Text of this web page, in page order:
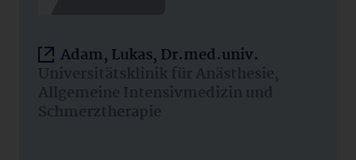
Adam, Lukas, Dr.med.univ.
Universitätsklinik für Anästhesie,
Allgemeine Intensivmedizin und
Schmerztherapie